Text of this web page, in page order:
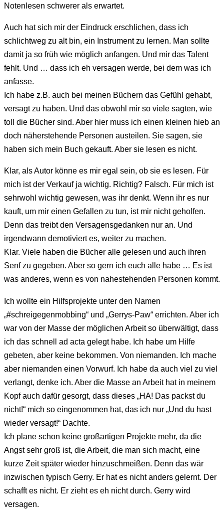
Notenlesen schwerer als erwartet.
Auch hat sich mir der Eindruck erschlichen, dass ich
schlichtweg zu alt bin, ein Instrument zu lernen. Man sollte
damit ja so früh wie möglich anfangen. Und mir das Talent
fehlt. Und … dass ich eh versagen werde, bei dem was ich
anfasse.
Ich habe z.B. auch bei meinen Büchern das Gefühl gehabt,
versagt zu haben. Und das obwohl mir so viele sagten, wie
toll die Bücher sind. Aber hier muss ich einen kleinen hieb an
doch näherstehende Personen austeilen. Sie sagen, sie
haben sich mein Buch gekauft. Aber sie lesen es nicht.
Klar, als Autor könne es mir egal sein, ob sie es lesen. Für
mich ist der Verkauf ja wichtig. Richtig? Falsch. Für mich ist
sehrwohl wichtig gewesen, was ihr denkt. Wenn ihr es nur
kauft, um mir einen Gefallen zu tun, ist mir nicht geholfen.
Denn das treibt den Versagensgedanken nur an. Und
irgendwann demotiviert es, weiter zu machen.
Klar. Viele haben die Bücher alle gelesen und auch ihren
Senf zu gegeben. Aber so gern ich euch alle habe … Es ist
was anderes, wenn es von nahestehenden Personen kommt.
Ich wollte ein Hilfsprojekte unter den Namen
„#schreigegenmobbing“ und „Gerrys-Paw“ errichten. Aber ich
war von der Masse der möglichen Arbeit so überwältigt, dass
ich das schnell ad acta gelegt habe. Ich habe um Hilfe
gebeten, aber keine bekommen. Von niemanden. Ich mache
aber niemanden einen Vorwurf. Ich habe da auch viel zu viel
verlangt, denke ich. Aber die Masse an Arbeit hat in meinem
Kopf auch dafür gesorgt, dass dieses „HA! Das packst du
nicht!“ mich so eingenommen hat, das ich nur „Und du hast
wieder versagt!“ Dachte.
Ich plane schon keine großartigen Projekte mehr, da die
Angst sehr groß ist, die Arbeit, die man sich macht, eine
kurze Zeit später wieder hinzuschmeißen. Denn das wär
inzwischen typisch Gerry. Er hat es nicht anders gelernt. Der
schafft es nicht. Er zieht es eh nicht durch. Gerry wird
versagen.